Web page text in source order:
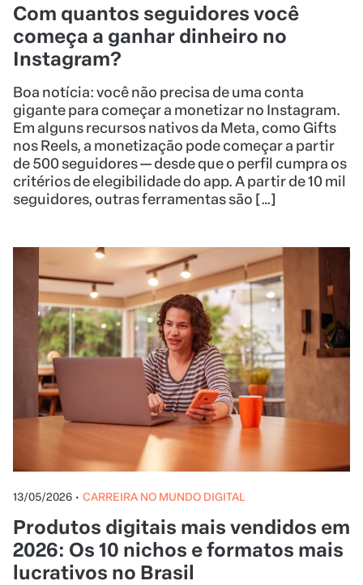
Com quantos seguidores você
começa a ganhar dinheiro no
Instagram?
Boa notícia: você não precisa de uma conta
gigante para começar a monetizar no Instagram.
Em alguns recursos nativos da Meta, como Gifts
nos Reels, a monetização pode começar a partir
de 500 seguidores — desde que o perfil cumpra os
critérios de elegibilidade do app. A partir de 10 mil
seguidores, outras ferramentas são […]
13/05/2026 • CARREIRA NO MUNDO DIGITAL
Produtos digitais mais vendidos em
2026: Os 10 nichos e formatos mais
lucrativos no Brasil